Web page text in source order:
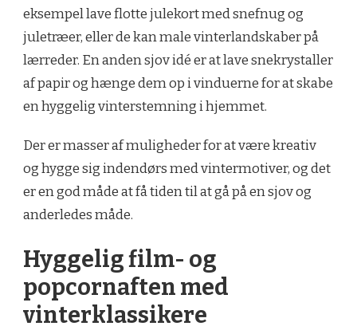
eksempel lave flotte julekort med snefnug og
juletræer, eller de kan male vinterlandskaber på
lærreder. En anden sjov idé er at lave snekrystaller
af papir og hænge dem op i vinduerne for at skabe
en hyggelig vinterstemning i hjemmet.
Der er masser af muligheder for at være kreativ
og hygge sig indendørs med vintermotiver, og det
er en god måde at få tiden til at gå på en sjov og
anderledes måde.
Hyggelig film- og
popcornaften med
vinterklassikere